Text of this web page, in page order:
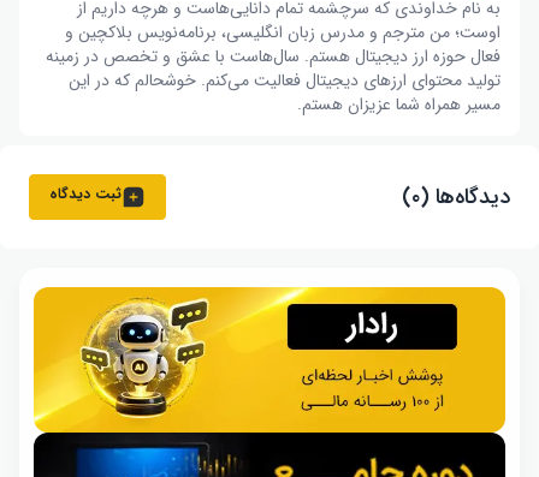
به نام خداوندی که سرچشمه تمام دانایی‌هاست و هرچه داریم از
اوست؛ من مترجم و مدرس زبان انگلیسی، برنامه‌نویس بلاکچین و
فعال حوزه ارز دیجیتال هستم. سال‌هاست با عشق و تخصص در زمینه
تولید محتوای ارزهای دیجیتال فعالیت می‌کنم. خوشحالم که در این
مسیر همراه شما عزیزان هستم.
دیدگاه‌ها (۰) ثبت دیدگاه